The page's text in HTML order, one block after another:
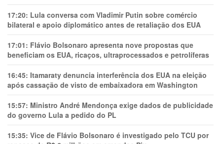
17:20: Lula conversa com Vladimir Putin sobre comércio
bilateral e apoio diplomático antes de retaliação dos EUA
17:01: Flávio Bolsonaro apresenta nove propostas que
beneficiam os EUA, ricaços, ultraprocessados e petrolíferas
16:45: Itamaraty denuncia interferência dos EUA na eleição
após cassação de visto de embaixadora em Washington
15:57: Ministro André Mendonça exige dados de publicidade
do governo Lula a pedido do PL
15:35: Vice de Flávio Bolsonaro é investigado pelo TCU por